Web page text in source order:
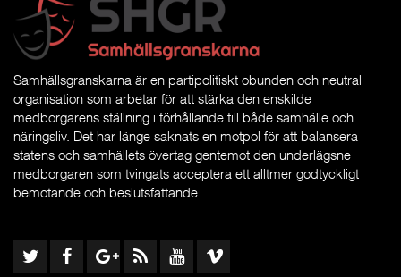
Samhällsgranskarna är en partipolitiskt obunden och neutral
organisation som arbetar för att stärka den enskilde
medborgarens ställning i förhållande till både samhälle och
näringsliv. Det har länge saknats en motpol för att balansera
statens och samhällets övertag gentemot den underlägsne
medborgaren som tvingats acceptera ett alltmer godtyckligt
bemötande och beslutsfattande.